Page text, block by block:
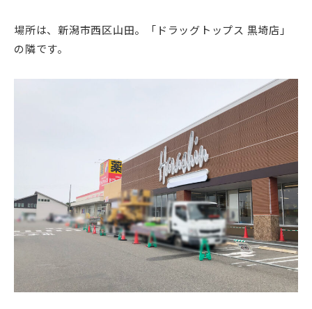
場所は、新潟市西区山田。「ドラッグトップス 黒埼店」
の隣です。